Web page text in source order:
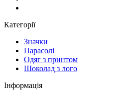
Категорії
Значки
Парасолі
Одяг з принтом
Шоколад з лого
Інформація